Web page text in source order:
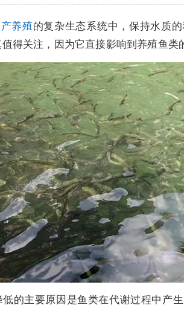
养殖的复杂生态系统中，保持水质
得关注，因为它直接影响到养殖鱼类
低的主要原因是鱼类在代谢过程中产